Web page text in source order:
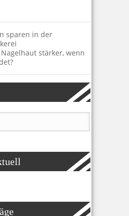
sparen in der
stärker, wenn